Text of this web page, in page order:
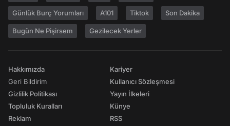
Günlük Burç Yorumları A101 Tiktok Son Dakika
Bugün Ne Pişirsem Gezilecek Yerler
Hakkımızda
Geri Bildirim
Gizlilik Politikası
Topluluk Kuralları
Reklam
Kariyer
Kullanıcı Sözleşmesi
Yayın İlkeleri
Künye
RSS